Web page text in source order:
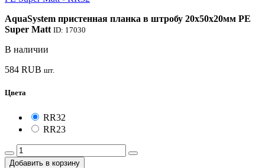
AquaSystem пристенная планка в штробу 20х50х20мм PE
Super Matt ID: 17030
В наличии
584 RUB шт.
Цвета
RR32
RR23
Добавить в корзину